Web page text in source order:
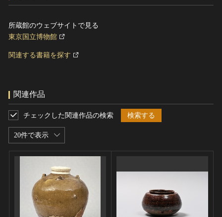
所蔵館のウェブサイトで見る
東京国立博物館
関連する書籍を探す
関連作品
20件で表示
チェックした関連作品の検索 検索する